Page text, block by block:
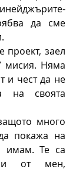
да сме
проект, заел
мисия. Няма
и чест да не
на своята
много
покажа на
имам. Те са
от мен,